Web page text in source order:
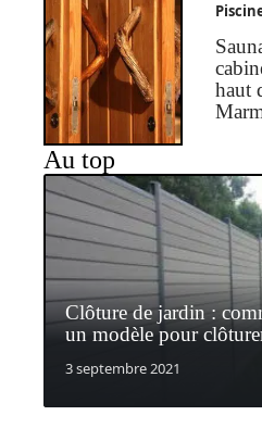
haut
Au top
Clôture de jardin :
un modèle pour
3 septembre 2021